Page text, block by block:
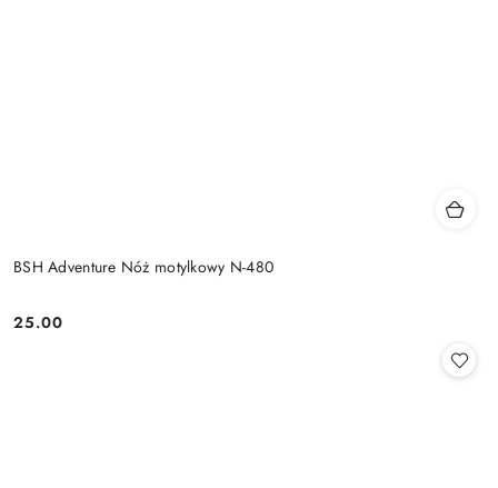
BSH Adventure Nóż motylkowy N-480
Cena:
25.00